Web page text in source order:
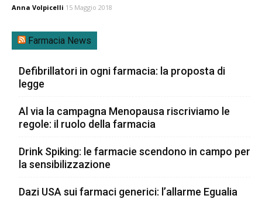
Anna Volpicelli 15 Maggio 2018
Farmacia News
Defibrillatori in ogni farmacia: la proposta di
legge
Al via la campagna Menopausa riscriviamo le
regole: il ruolo della farmacia
Drink Spiking: le farmacie scendono in campo per
la sensibilizzazione
Dazi USA sui farmaci generici: l’allarme Egualia